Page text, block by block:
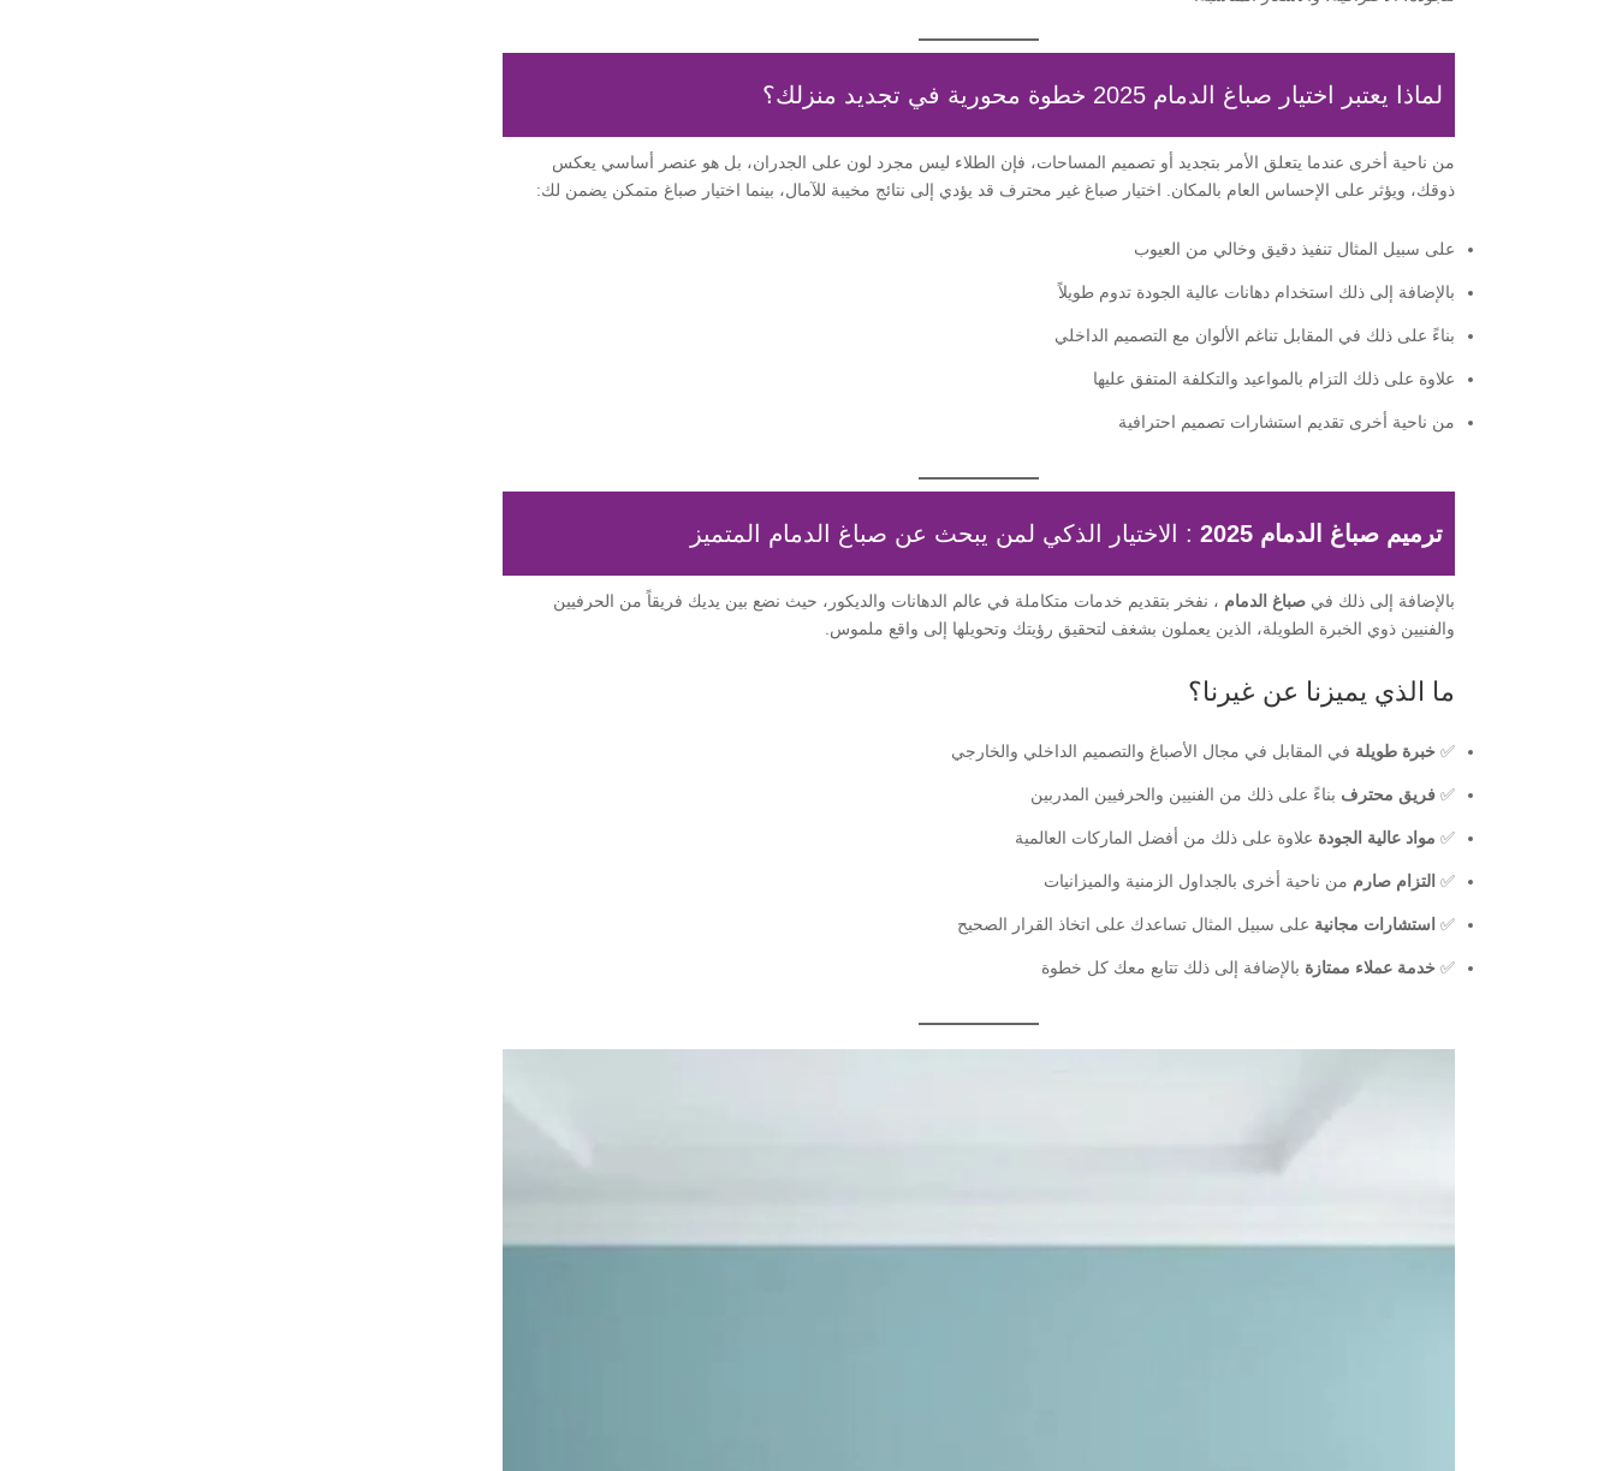
لماذا يعتبر اختيار صباغ الدمام 2025 خطوة محورية في تجديد منزلك؟
من ناحية أخرى عندما يتعلق الأمر بتجديد أو تصميم المساحات، فإن الطلاء ليس مجرد لون على الجدران، بل هو عنصر أساسي يعكس
ذوقك، ويؤثر على الإحساس العام بالمكان. اختيار صباغ غير محترف قد يؤدي إلى نتائج مخيبة للآمال، بينما اختيار صباغ متمكن يضمن لك:
على سبيل المثال تنفيذ دقيق وخالي من العيوب
بالإضافة إلى ذلك استخدام دهانات عالية الجودة تدوم طويلاً
بناءً على ذلك في المقابل تناغم الألوان مع التصميم الداخلي
علاوة على ذلك التزام بالمواعيد والتكلفة المتفق عليها
من ناحية أخرى تقديم استشارات تصميم احترافية
ترميم صباغ الدمام 2025 : الاختيار الذكي لمن يبحث عن صباغ الدمام المتميز
بالإضافة إلى ذلك فيصباغ الدمام ، نفخر بتقديم خدمات متكاملة في عالم الدهانات والديكور، حيث نضع بين يديك فريقاً من الحرفيين
والفنيين ذوي الخبرة الطويلة، الذين يعملون بشغف لتحقيق رؤيتك وتحويلها إلى واقع ملموس.
ما الذي يميزنا عن غيرنا؟
✅خبرة طويلة في المقابل في مجال الأصباغ والتصميم الداخلي والخارجي
✅فريق محترف بناءً على ذلك من الفنيين والحرفيين المدربين
✅ مواد عالية الجودة علاوة على ذلك من أفضل الماركات العالمية
✅ التزام صارم من ناحية أخرى بالجداول الزمنية والميزانيات
✅ استشارات مجانية على سبيل المثال تساعدك على اتخاذ القرار الصحيح
✅خدمة عملاء ممتازة بالإضافة إلى ذلك تتابع معك كل خطوة